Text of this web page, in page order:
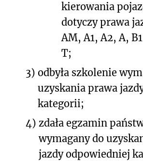
kierowania
dotyczy prawa
AM, A1, A2, A,
T;
3) odbyła szkolenie
uzyskania prawa
kategorii;
4) zdała egzamin
wymagany do
jazdy odpowiedniej